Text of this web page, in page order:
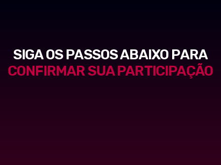
SIGA OS PASSOS ABAIXO PARA
CONFIRMAR SUA PARTICIPAÇÃO